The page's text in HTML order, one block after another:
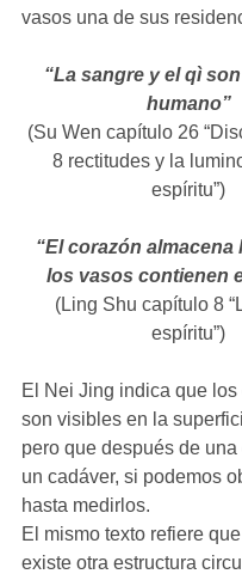
vasos una de sus
“La sangre y el qì
humano”
(Su Wen capítulo 26
8 rectitudes y la
espíritu”)
“El corazón
los vasos contienen
(Ling Shu capítulo 8
espíritu”)
El Nei Jing indica que
son visibles en la
pero que después de
un cadáver, si podemos
hasta medirlos.
El mismo texto refiere
existe otra estructura